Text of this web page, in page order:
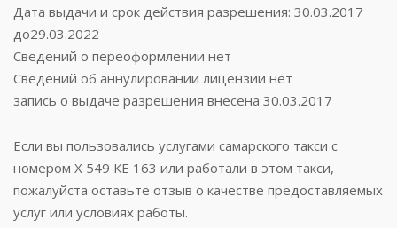
Дата выдачи и срок действия разрешения: 30.03.2017
до29.03.2022
Сведений о переоформлении нет
Сведений об аннулировании лицензии нет
запись о выдаче разрешения внесена 30.03.2017
Если вы пользовались услугами самарского такси с
номером Х 549 КЕ 163 или работали в этом такси,
пожалуйста оставьте отзыв о качестве предоставляемых
услуг или условиях работы.